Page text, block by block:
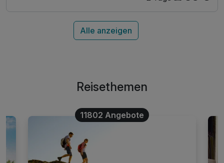
Alle anzeigen
Reisethemen
11802 Angebote